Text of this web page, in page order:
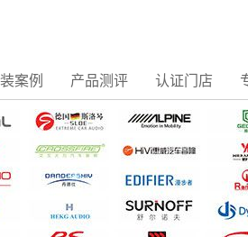
案例 产品测评 认证门店